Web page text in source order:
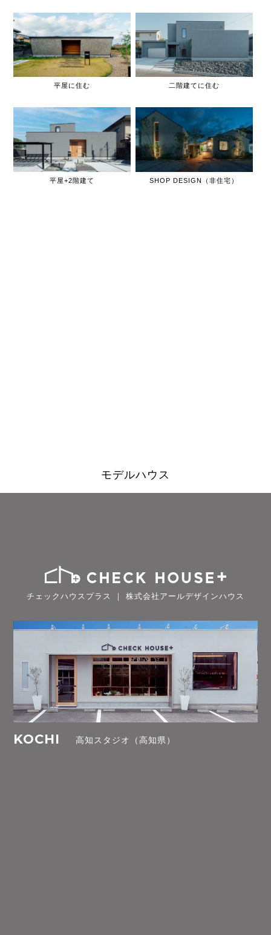
平屋に住む 二階建てに住む
平屋+2階建て SHOP DESIGN（非住宅）
モデルハウス
チェックハウスプラス ｜ 株式会社アールデザインハウス
KOCHI 高知スタジオ（高知県）